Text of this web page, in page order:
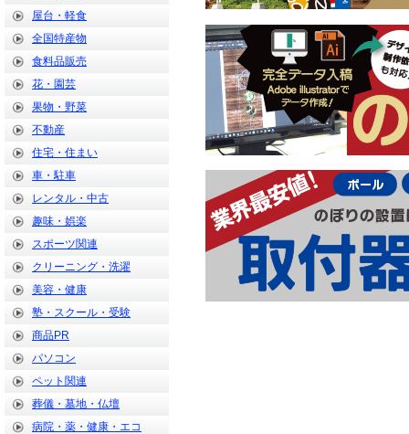
屋台・軽食
全国特産物
食料品販売
花・園芸
果物・野菜
不動産
住宅・住まい
車・駐車
レンタル・中古
趣味・娯楽
スポーツ関連
クリーニング・洗濯
美容・健康
塾・スクール・受験
商品PR
パソコン
ペット関連
葬儀・墓地・仏壇
病院・薬・健康・エコ